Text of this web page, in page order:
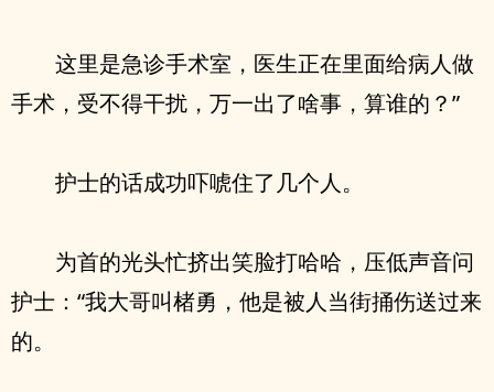
这里是急诊手术室，医生正在里面给病人做
手术，受不得干扰，万一出了啥事，算谁的？”
护士的话成功吓唬住了几个人。
为首的光头忙挤出笑脸打哈哈，压低声音问
护士：“我大哥叫楮勇，他是被人当街捅伤送过来
的。